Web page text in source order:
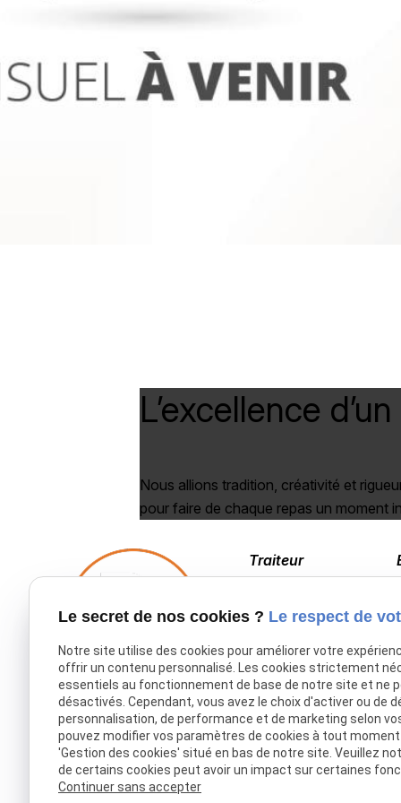
L’excellence d’un
Nous allions tradition, créativité et
pour faire de chaque repas un moment
Traiteur
Accueil
Traiteur Delecroix
Boissons professionnels
Boissons particuliers
Le secret de nos cookies ? Le respect de
Notre site utilise des cookies pour améliorer votre
offrir un contenu personnalisé. Les cookies strictement
essentiels au fonctionnement de base de notre site et ne
désactivés. Cependant, vous avez le choix d'activer ou de
personnalisation, de performance et de marketing selon
pouvez modifier vos paramètres de cookies à tout
'Gestion des cookies' situé en bas de notre site. Veuillez
de certains cookies peut avoir un impact sur certaines
Continuer sans accepter